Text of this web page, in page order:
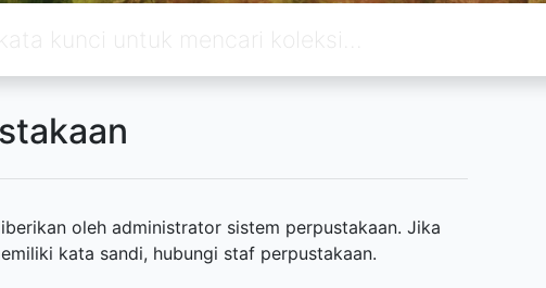
oleh administrator sistem perpustakaan. Jika
kata sandi, hubungi staf perpustakaan.